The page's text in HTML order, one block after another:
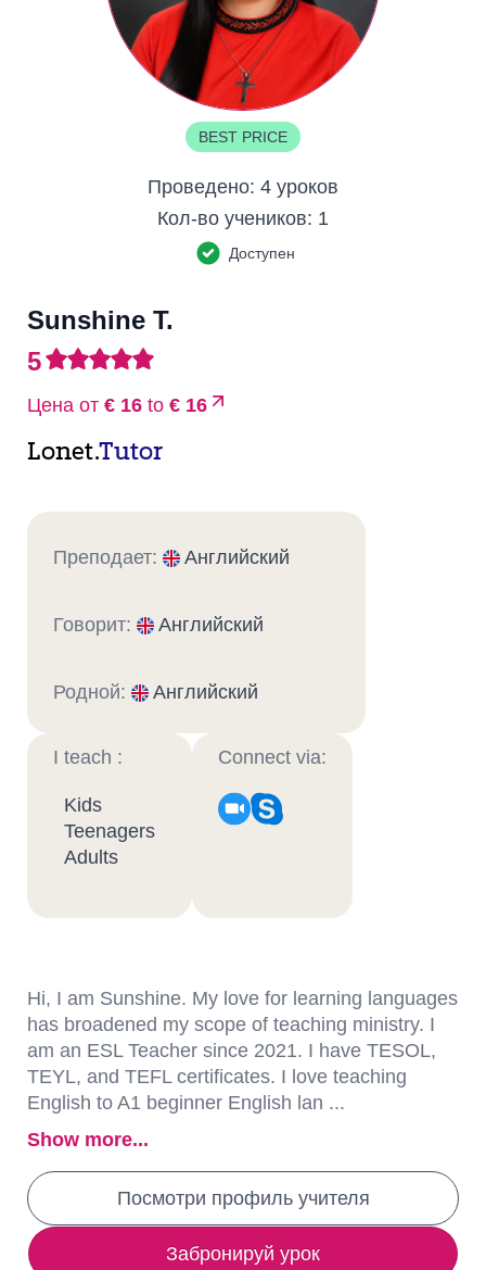
BEST PRICE
Проведено: 4 уроков
Кол-во учеников: 1
Доступен
Sunshine T.
5
Цена от € 16 to € 16
Lonet.Tutor
Преподает: Английский
Говорит: Английский
Родной: Английский
I teach :
Kids
Teenagers
Adults
Connect via:
Hi, I am Sunshine. My love for learning languages
has broadened my scope of teaching ministry. I
am an ESL Teacher since 2021. I have TESOL,
TEYL, and TEFL certificates. I love teaching
English to A1 beginner English lan ...
Show more...
Посмотри профиль учителя
Забронируй урок